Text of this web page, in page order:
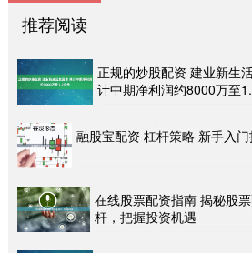
推荐阅读
正规的炒股配资 建业新生
计中期净利润约8000万至
融股宝配资 杠杆策略 新手入
在线股票配资指南 揭秘股
杆，把握投资机遇